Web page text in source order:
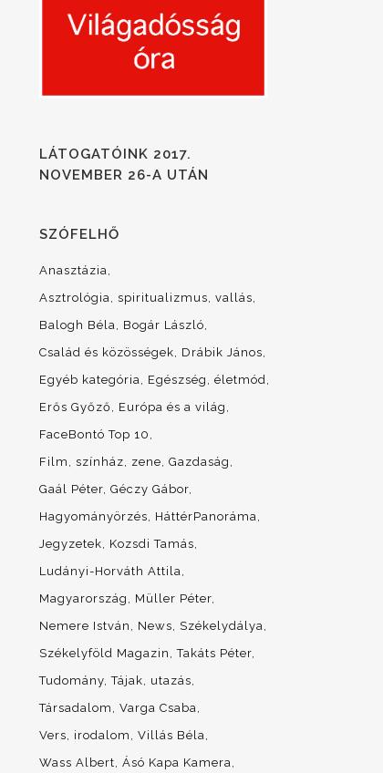
LÁTOGATÓINK 2017.
NOVEMBER 26-A UTÁN
SZÓFELHŐ
Anasztázia
Asztrológia, spiritualizmus, vallás
Balogh Béla
Bogár László
Család és közösségek
Drábik János
Egyéb kategória
Egészség, életmód
Erős Győző
Európa és a világ
FaceBontó Top 10
Film, színház, zene Gazdaság
Gaál Péter Géczy Gábor
Hagyományörzés
HáttérPanoráma
Jegyzetek
Kozsdi Tamás
Ludányi-Horváth Attila
Magyarország
Müller Péter
Nemere István
News
Székelydálya
Székelyföld Magazin
Takáts Péter
Tudomány Tájak, utazás
Társadalom
Varga Csaba
Vers, irodalom
Villás Béla
Wass Albert Ásó Kapa Kamera